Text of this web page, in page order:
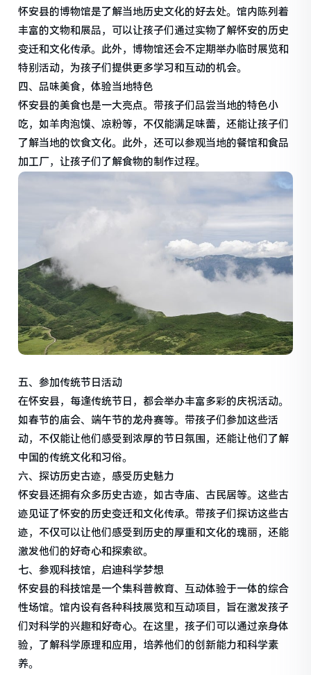
怀安县的博物馆是了解当地历史文化的好去处。馆内陈列着
丰富的文物和展品，可以让孩子们通过实物了解怀安的历史
变迁和文化传承。此外，博物馆还会不定期举办临时展览和
特别活动，为孩子们提供更多学习和互动的机会。
四、品味美食，体验当地特色
怀安县的美食也是一大亮点。带孩子们品尝当地的特色小
吃，如羊肉泡馍、凉粉等，不仅能满足味蕾，还能让孩子们
了解当地的饮食文化。此外，还可以参观当地的餐馆和食品
加工厂，让孩子们了解食物的制作过程。
五、参加传统节日活动
在怀安县，每逢传统节日，都会举办丰富多彩的庆祝活动。
如春节的庙会、端午节的龙舟赛等。带孩子们参加这些活
动，不仅能让他们感受到浓厚的节日氛围，还能让他们了解
中国的传统文化和习俗。
六、探访历史古迹，感受历史魅力
怀安县还拥有众多历史古迹，如古寺庙、古民居等。这些古
迹见证了怀安的历史变迁和文化传承。带孩子们探访这些古
迹，不仅可以让他们感受到历史的厚重和文化的瑰丽，还能
激发他们的好奇心和探索欲。
七、参观科技馆，启迪科学梦想
怀安县的科技馆是一个集科普教育、互动体验于一体的综合
性场馆。馆内设有各种科技展览和互动项目，旨在激发孩子
们对科学的兴趣和好奇心。在这里，孩子们可以通过亲身体
验，了解科学原理和应用，培养他们的创新能力和科学素
养。